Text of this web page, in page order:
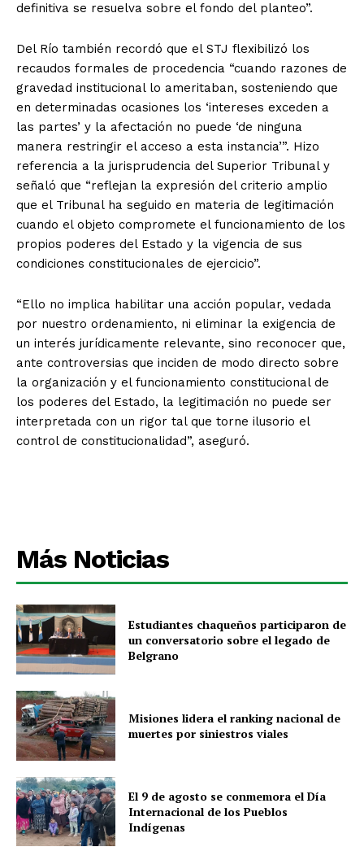
definitiva se resuelva sobre el fondo del planteo”.
Del Río también recordó que el STJ flexibilizó los
recaudos formales de procedencia “cuando razones de
gravedad institucional lo ameritaban, sosteniendo que
en determinadas ocasiones los ‘intereses exceden a
las partes’ y la afectación no puede ‘de ninguna
manera restringir el acceso a esta instancia’”. Hizo
referencia a la jurisprudencia del Superior Tribunal y
señaló que “reflejan la expresión del criterio amplio
que el Tribunal ha seguido en materia de legitimación
cuando el objeto compromete el funcionamiento de los
propios poderes del Estado y la vigencia de sus
condiciones constitucionales de ejercicio”.
“Ello no implica habilitar una acción popular, vedada
por nuestro ordenamiento, ni eliminar la exigencia de
un interés jurídicamente relevante, sino reconocer que,
ante controversias que inciden de modo directo sobre
la organización y el funcionamiento constitucional de
los poderes del Estado, la legitimación no puede ser
interpretada con un rigor tal que torne ilusorio el
control de constitucionalidad”, aseguró.
Más Noticias
Estudiantes chaqueños participaron de
un conversatorio sobre el legado de
Belgrano
Misiones lidera el ranking nacional de
muertes por siniestros viales
El 9 de agosto se conmemora el Día
Internacional de los Pueblos
Indígenas